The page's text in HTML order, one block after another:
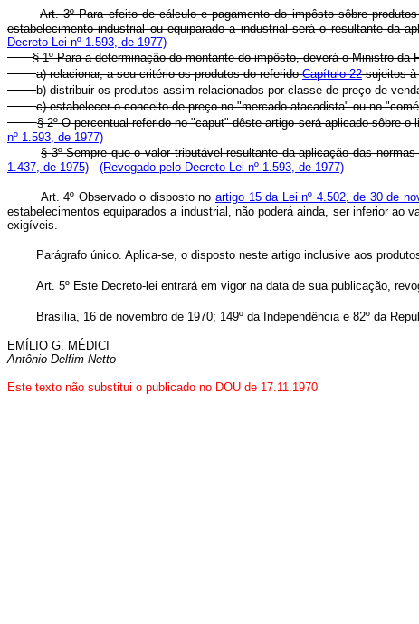
Art. 3º Para efeito de cálculo e pagamento do impôsto sôbre
estabelecimento industrial ou equiparado a industrial será o resultante da
Decreto-Lei nº 1.593, de 1977)
§ 1º Para a determinação do montante do impôsto, deverá o Ministro
a) relacionar, a seu critério os produtos do referidoCapítulo 22sujeitos à
b) distribuir os produtos assim relacionados por classe de preço de
c) estabelecer o conceito de preço no "mercado atacadista" ou no
§ 2º O percentual referido no "caput" dêste artigo será aplicado sôbre
nº 1.593, de 1977)
§ 3º Sempre que o valor tributável resultante da aplicação das
1.437, de 1975)
(Revogado pelo Decreto-Lei nº 1.593, de 1977)
Art. 4º Observado o disposto no artigo 15 da Lei nº 4.502, de 30 de
estabelecimentos equiparados a industrial, não poderá ainda, ser inferior ao
exigíveis.
Parágrafo único. Aplica-se, o disposto neste artigo inclusive aos
Art. 5º Este Decreto-lei entrará em vigor na data de sua publicação,
Brasília, 16 de novembro de 1970; 149º da Independência e 82º da
EMÍLIO G. MÉDICI
Antônio Delfim Netto
Este texto não substitui o publicado no DOU de 17.11.1970